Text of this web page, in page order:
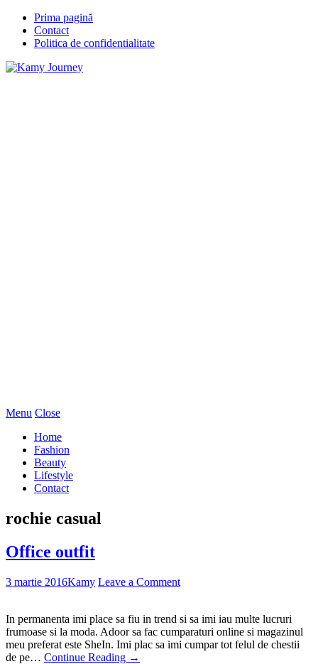
Prima pagină
Contact
Politica de confidentialitate
Menu Close
Home
Fashion
Beauty
Lifestyle
Contact
rochie casual
Office outfit
3 martie 2016Kamy Leave a Comment
In permanenta imi place sa fiu in trend si sa imi iau multe lucruri
frumoase si la moda. Adoor sa fac cumparaturi online si magazinul
meu preferat este SheIn. Imi plac sa imi cumpar tot felul de chestii
de pe… Continue Reading →